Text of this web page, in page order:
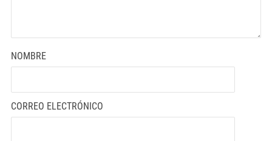
NOMBRE
CORREO ELECTRÓNICO